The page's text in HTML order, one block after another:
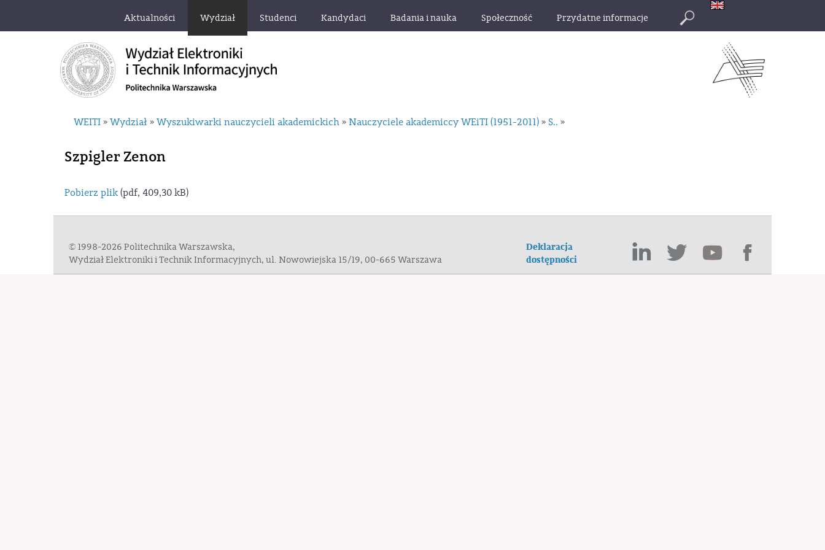
Aktualności Wydział Studenci Kandydaci Badania i nauka Społeczność Przydatne informacje
WEITI » Wydział » Wyszukiwarki nauczycieli akademickich » Nauczyciele akademiccy WEiTI (1951-2011) » S.. »
Szpigler Zenon
Pobierz plik(pdf, 409,30 kB)
Deklaracja
dostępności
© 1998-2026 Politechnika Warszawska,
Wydział Elektroniki i Technik Informacyjnych, ul. Nowowiejska 15/19, 00-665 Warszawa